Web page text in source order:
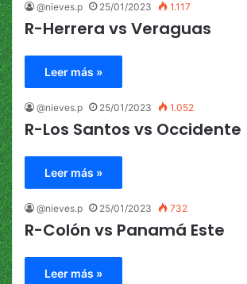
@nieves.p 25/01/2023 1.117
R-Herrera vs Veraguas
Leer más »
@nieves.p 25/01/2023 1.052
R-Los Santos vs Occidente
Leer más »
@nieves.p 25/01/2023 732
R-Colón vs Panamá Este
Leer más »